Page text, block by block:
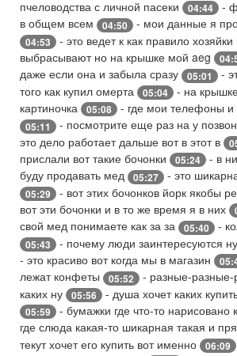
пчеловодства с личной пасеки 04:44
-
в общем всем
04:50 - мои данные я
04:53 - это ведет к как правило хозяйки
выбрасывают но на крышке мой aeg
даже если она и забыла сразу
05:01
-
того как купил омерта
05:04
- на
картиночка
05:08 - где мои телефоны
05:11 - посмотрите еще раз на у
это дело работает дальше вот в этот в
прислали вот такие бочонки
05:24
- в
буду продавать мед
05:27 - это
05:29 - вот этих бочонков йорк якобы
вот эти бочонки и в то же время я в них
свой мед понимаете как за за
05:40 -
05:43 - почему люди заинтересуются
- это красиво вот когда мы в магазин
лежат конфеты
05:52
- разные-
каких ну
05:56 - душа хочет каких
05:59 - бумажки где что-то нарисовано
где слюда какая-то шикарная такая и
текут хочет его купить вот именно
06:09